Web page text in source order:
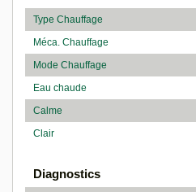
Type Chauffage
Méca. Chauffage
Mode Chauffage
Eau chaude
Calme
Clair
Diagnostics